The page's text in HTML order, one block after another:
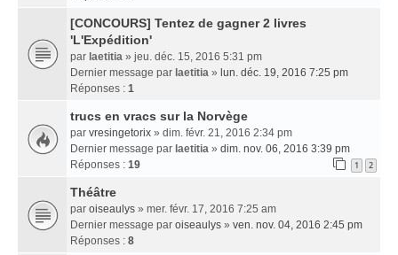
[CONCOURS] Tentez de gagner 2 livres
'L'Expédition'
par laetitia » jeu. déc. 15, 2016 5:31 pm
Dernier message par laetitia » lun. déc. 19, 2016 7:25 pm
Réponses : 1
trucs en vracs sur la Norvège
par vresingetorix » dim. févr. 21, 2016 2:34 pm
Dernier message par laetitia » dim. nov. 06, 2016 3:39 pm
Réponses : 19 1 2
Théâtre
par oiseaulys » mer. févr. 17, 2016 7:25 am
Dernier message par oiseaulys » ven. nov. 04, 2016 2:45 pm
Réponses : 8